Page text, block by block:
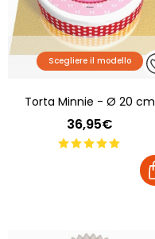
Scegliere il modello
Torta Minnie - Ø 20 cm
36,95€